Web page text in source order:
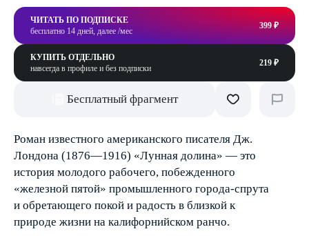
ЧИТАТЬ ПО ПОДПИСКЕ
бесплатно 14 дней, далее /мес
399 ₽
КУПИТЬ ОТДЕЛЬНО
навсегда в профиле и без подписки
219 ₽
Бесплатный фрагмент
Роман известного американского писателя Дж.
Лондона (1876—1916) «Лунная долина» — это
история молодого рабочего, побежденного
«железной пятой» промышленного города-спрута
и обретающего покой и радость в близкой к
природе жизни на калифорнийском ранчо.